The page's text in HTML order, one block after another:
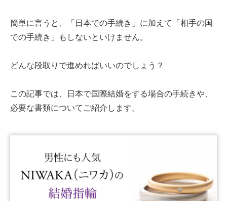
簡単に言うと、「日本での手続き」に加えて「相手の国
での手続き」もしないといけません。
どんな段取りで進めればいいのでしょう？
この記事では、日本で国際結婚をする場合の手続きや、
必要な書類についてご紹介します。